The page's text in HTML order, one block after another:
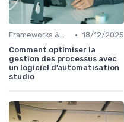
Frameworks & Outils • 18/12/2025
Comment optimiser la
gestion des processus avec
un logiciel d’automatisation
studio